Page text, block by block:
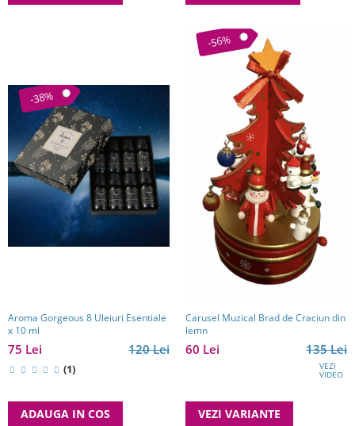
-38%
Aroma Gorgeous 8 Uleiuri Esentiale
x 10 ml
120 Lei
75 Lei
(1)
ADAUGA IN COS
-56%
Carusel Muzical Brad de Craciun din
lemn
135 Lei
60 Lei
VEZI
VIDEO
VEZI VARIANTE